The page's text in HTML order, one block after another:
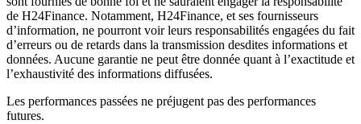
de H24Finance. Notamment, H24Finance, et ses fournisseurs
d’information, ne pourront voir leurs responsabilités engagées du fait
d’erreurs ou de retards dans la transmission desdites informations et
données. Aucune garantie ne peut être donnée quant à l’exactitude et
l’exhaustivité des informations diffusées.
Les performances passées ne préjugent pas des performances
futures.